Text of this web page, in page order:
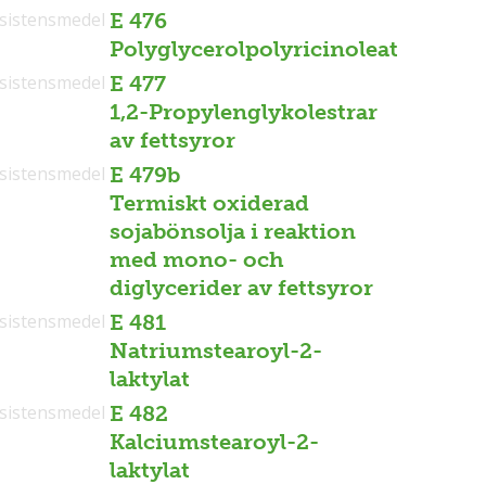
E 476
Polyglycerolpolyricinoleat
E 477
1,2-Propylenglykolestrar
av fettsyror
E 479b
Termiskt oxiderad
sojabönsolja i reaktion
med mono- och
diglycerider av fettsyror
E 481
Natriumstearoyl-2-
laktylat
E 482
Kalciumstearoyl-2-
laktylat